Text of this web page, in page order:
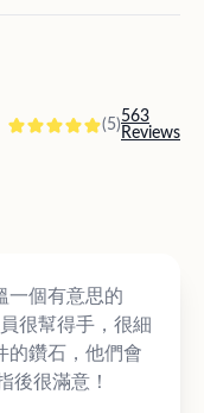
(5)563
Reviews
一個有意思的
很幫得手，很細
的鑽石，他們會
後很滿意！